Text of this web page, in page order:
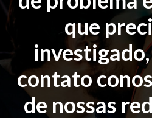
que
contato
de nossas